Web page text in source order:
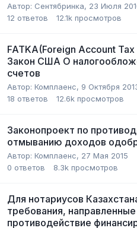
Автор: Сентябринка, 23 Июля
12 ответов 12.1k просмотров
FATKA(Foreign Account
Закон США О
счетов
Автор: Комплаенс, 9 Октября
18 ответов 12.6k просмотров
Законопроект по
отмыванию доходов
Автор: Комплаенс, 27 Мая 2015
0 ответов 8.3k просмотров
Для нотариусов
требования, направленные
противодействие